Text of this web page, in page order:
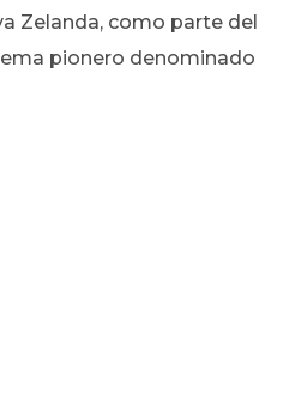
Zelanda, como parte del
pionero denominado